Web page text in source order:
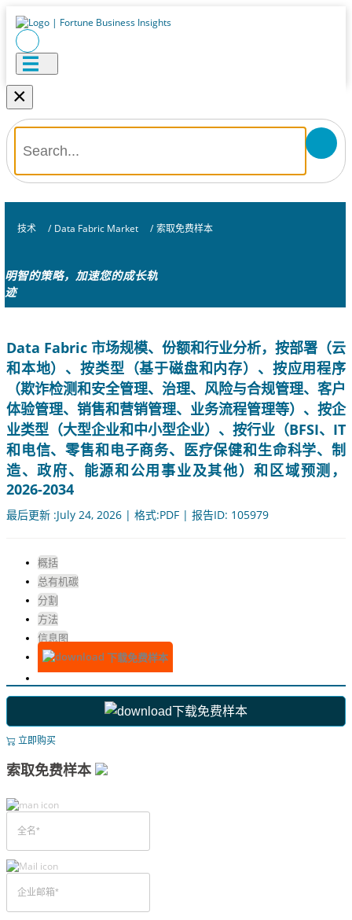
×
技术 / Data Fabric Market / 索取免费样本
明智的策略，加速您的成长轨
迹
Data Fabric 市场规模、份额和行业分析，按部署（云
和本地）、按类型（基于磁盘和内存）、按应用程序
（欺诈检测和安全管理、治理、风险与合规管理、客户
体验管理、销售和营销管理、业务流程管理等）、按企
业类型（大型企业和中小型企业）、按行业（BFSI、IT
和电信、零售和电子商务、医疗保健和生命科学、制
造、政府、能源和公用事业及其他）和区域预测，
2026-2034
最后更新 :July 24, 2026 | 格式:PDF | 报告ID: 105979
概括
总有机碳
分割
方法
信息图
下载免费样本
下载免费样本
立即购买
索取免费样本